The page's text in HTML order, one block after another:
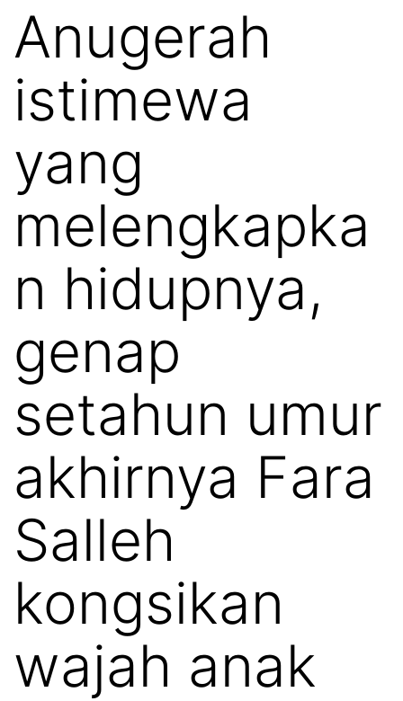
Anugerah
istimewa
yang
melengkapka
n hidupnya,
genap
setahun umur
akhirnya Fara
Salleh
kongsikan
wajah anak